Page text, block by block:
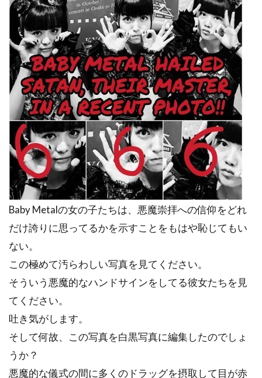
Baby Metalの女の子たちは、悪魔崇拝への信仰をどれ
だけ誇りに思ってるかを示すことをもはや恥じてもい
ない。
この極めて汚らわしい写真を見てください。
そういう悪魔的なハンドサインをしてる彼女たちを見
てください。
吐き気がします。
そして何故、この写真を白黒写真に編集したのでしょ
うか？
悪魔的な儀式の間に多くのドラッグを摂取して目が赤